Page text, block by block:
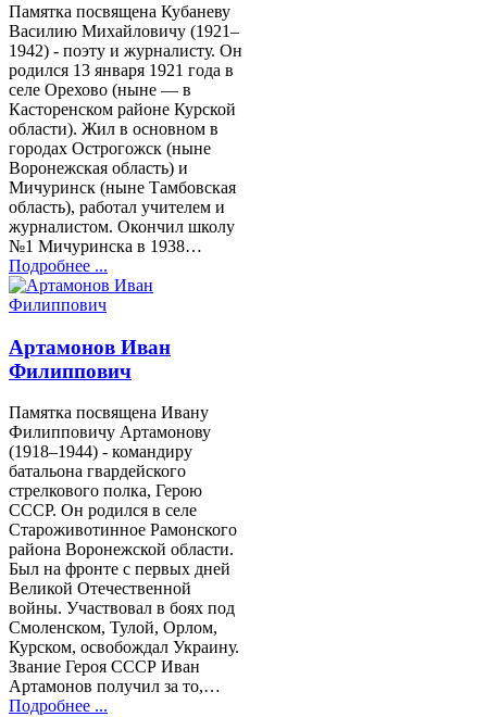
Памятка посвящена Кубаневу
Василию Михайловичу (1921–
1942) - поэту и журналисту. Он
родился 13 января 1921 года в
селе Орехово (ныне — в
Касторенском районе Курской
области). Жил в основном в
городах Острогожск (ныне
Воронежская область) и
Мичуринск (ныне Тамбовская
область), работал учителем и
журналистом. Окончил школу
№1 Мичуринска в 1938…
Подробнее ...
Артамонов Иван
Филиппович
Памятка посвящена Ивану
Филипповичу Артамонову
(1918–1944) - командиру
батальона гвардейского
стрелкового полка, Герою
СССР. Он родился в селе
Староживотинное Рамонского
района Воронежской области.
Был на фронте с первых дней
Великой Отечественной
войны. Участвовал в боях под
Смоленском, Тулой, Орлом,
Курском, освобождал Украину.
Звание Героя СССР Иван
Артамонов получил за то,…
Подробнее ...